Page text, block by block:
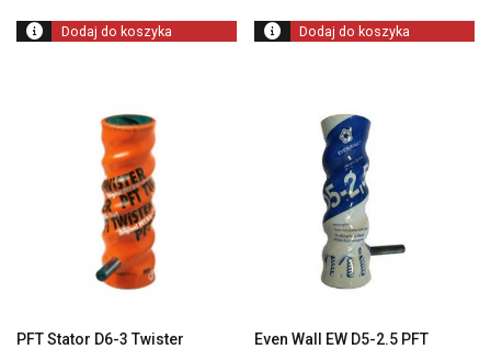
Dodaj do koszyka Dodaj do koszyka
PFT Stator D6-3 Twister
Even Wall EW D5-2.5 PFT